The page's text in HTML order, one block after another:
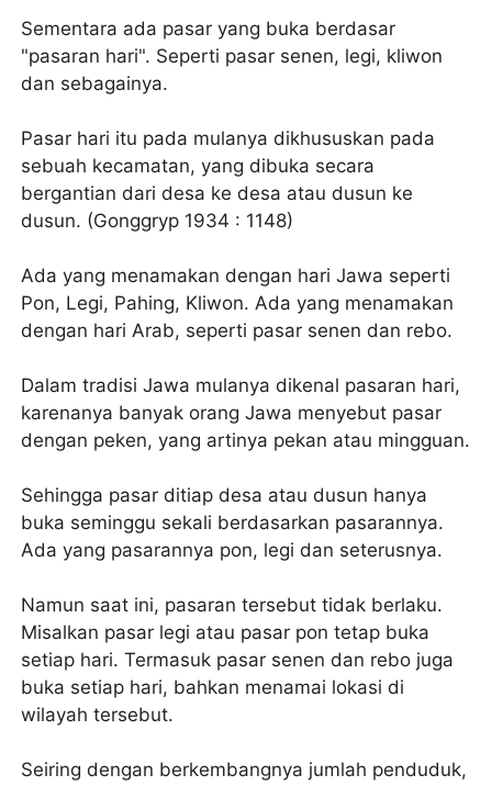
Sementara ada pasar yang buka berdasar
"pasaran hari". Seperti pasar senen, legi, kliwon
dan sebagainya.
Pasar hari itu pada mulanya dikhususkan pada
sebuah kecamatan, yang dibuka secara
bergantian dari desa ke desa atau dusun ke
dusun. (Gonggryp 1934 : 1148)
Ada yang menamakan dengan hari Jawa seperti
Pon, Legi, Pahing, Kliwon. Ada yang menamakan
dengan hari Arab, seperti pasar senen dan rebo.
Dalam tradisi Jawa mulanya dikenal pasaran hari,
karenanya banyak orang Jawa menyebut pasar
dengan peken, yang artinya pekan atau mingguan.
Sehingga pasar ditiap desa atau dusun hanya
buka seminggu sekali berdasarkan pasarannya.
Ada yang pasarannya pon, legi dan seterusnya.
Namun saat ini, pasaran tersebut tidak berlaku.
Misalkan pasar legi atau pasar pon tetap buka
setiap hari. Termasuk pasar senen dan rebo juga
buka setiap hari, bahkan menamai lokasi di
wilayah tersebut.
Seiring dengan berkembangnya jumlah penduduk,